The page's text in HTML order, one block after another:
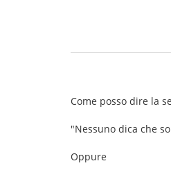
Come posso dire la
"Nessuno dica che
Oppure